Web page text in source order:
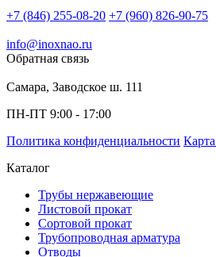
+7 (846) 255-08-20 +7 (960) 826-90-75
info@inoxnao.ru
Обратная связь
Самара, Заводское ш. 111
ПН-ПТ 9:00 - 17:00
Политика конфиденциальности
Каталог
Трубы нержавеющие
Листовой прокат
Сортовой прокат
Трубопроводная арматура
Отводы